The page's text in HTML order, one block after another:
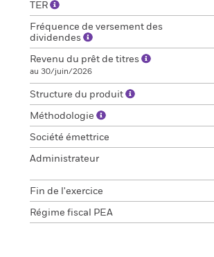
TER
Fréquence de versement des
dividendes
Revenu du prêt de titres
au 30/juin/2026
Structure du produit
Méthodologie
Société émettrice
Administrateur
Fin de l'exercice
Régime fiscal PEA